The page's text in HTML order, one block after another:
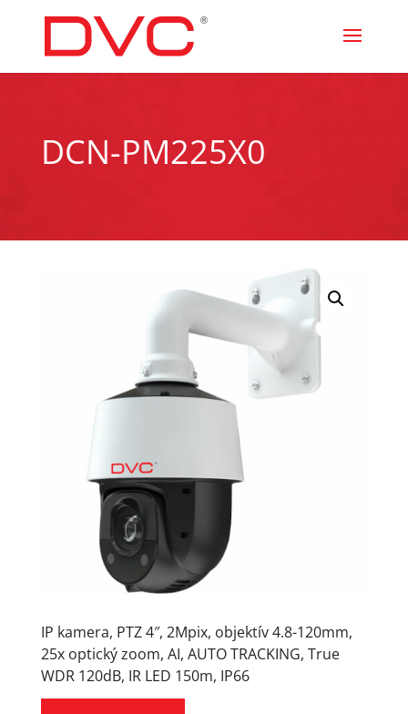
DCN-PM225X0
IP kamera, PTZ 4″, 2Mpix, objektív 4.8-120mm,
25x optický zoom, AI, AUTO TRACKING, True
WDR 120dB, IR LED 150m, IP66